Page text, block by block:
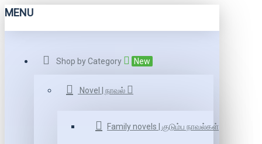
MENU
Shop by Category New
Novel | நாவல்
Family novels | குடும்ப நாவல்கள்